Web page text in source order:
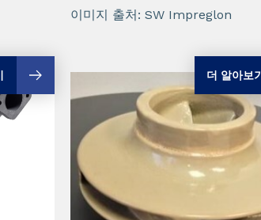
이미지 출처: SW Impreglon
더 알아보기